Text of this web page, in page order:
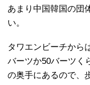
あまり中国韓国の団
い。
タワエンビーチから
バーツか50バーツく
の奥手にあるので、